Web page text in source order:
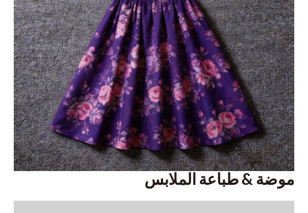
موضة & طباعة الملابس